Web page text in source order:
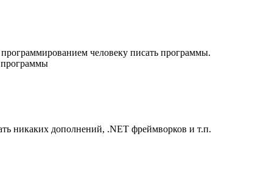
человеку писать программы.
программы
никаких дополнений, .NET фреймворков и т.п.